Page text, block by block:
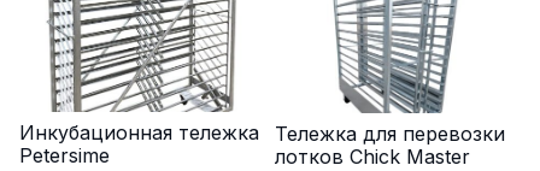
Инкубационная тележка
Petersime
Тележка для перевозки
лотков Chick Master